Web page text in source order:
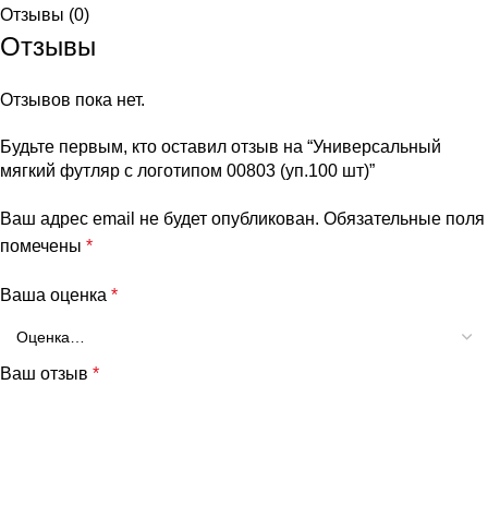
Отзывы (0)
Отзывы
Отзывов пока нет.
Будьте первым, кто оставил отзыв на “Универсальный
мягкий футляр с логотипом 00803 (уп.100 шт)”
Ваш адрес email не будет опубликован. Обязательные поля
помечены *
Ваша оценка *
Ваш отзыв *